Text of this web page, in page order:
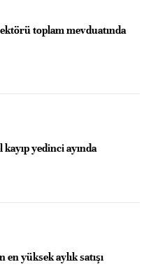
toplam mevduatında
yedinci ayında
en yüksek aylık satışı